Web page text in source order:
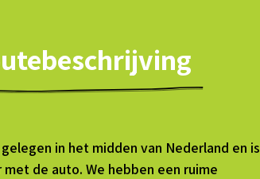
in het midden van Nederland en is
de auto. We hebben een ruime